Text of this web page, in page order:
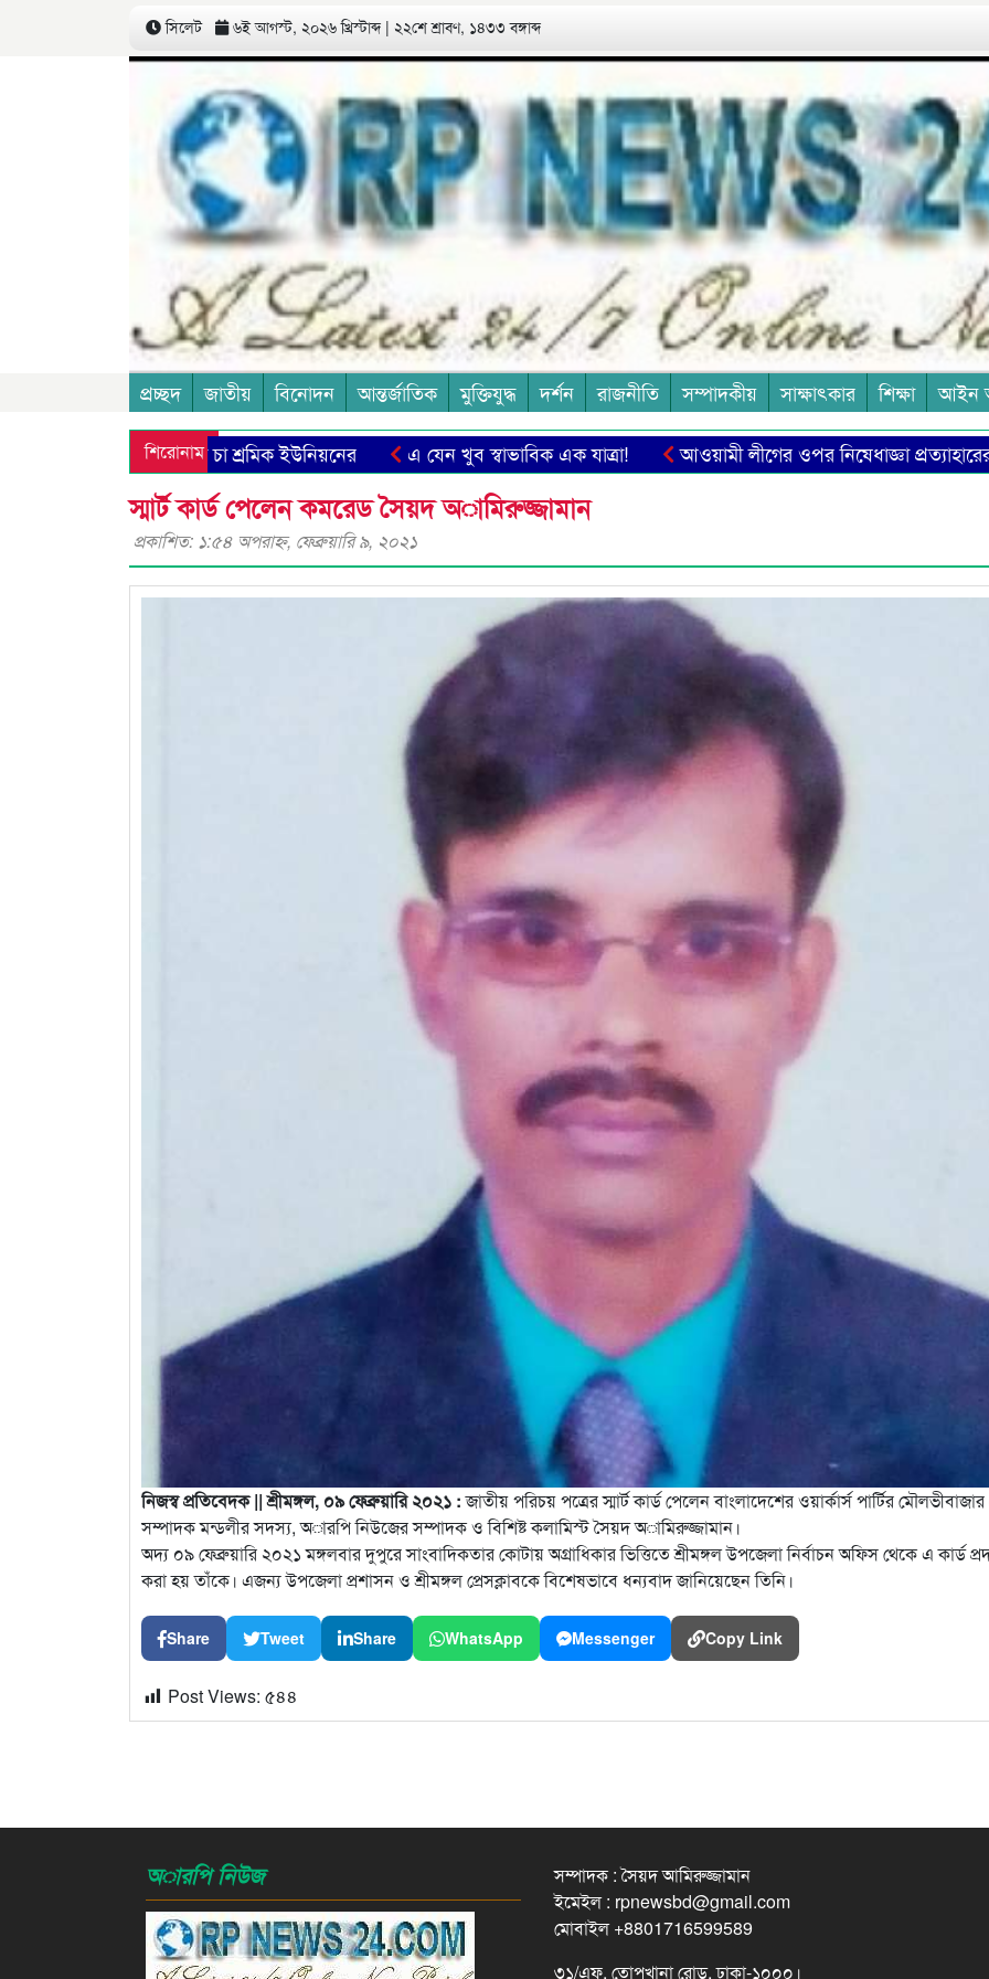
সিলেট ৬ই আগস্ট, ২০২৬ খ্রিস্টাব্দ | ২২শে শ্রাবণ, ১৪৩৩ বঙ্গাব্দ
প্রচ্ছদ জাতীয় বিনোদন আন্তর্জাতিক মুক্তিযুদ্ধ দর্শন রাজনীতি সম্পাদকীয় সাক্ষাৎকার শিক্ষা আইন
শিরোনাম
মজুরী বৃদ্ধির দাবী চা শ্রমিক ইউনিয়নের এ যেন খুব স্বাভাবিক এক যাত্রা! আওয়ামী লীগের ওপর নিষেধাজ্ঞা প্রত্যাহারের
বলার শিল্পে নতুন দৃষ্টিভঙ্গি
স্বামীর সম্পত্তিতে অধিকার চান বিধবা রহিমা
স্মার্ট কার্ড পেলেন কমরেড সৈয়দ অামিরুজ্জামান
প্রকাশিত: ১:৫৪ অপরাহ্ণ, ফেব্রুয়ারি ৯, ২০২১
নিজস্ব প্রতিবেদক || শ্রীমঙ্গল, ০৯ ফেব্রুয়ারি ২০২১ :জাতীয় পরিচয় পত্রের স্মার্ট কার্ড পেলেন বাংলাদেশের ওয়ার্কার্স পার্টির
সম্পাদক মন্ডলীর সদস্য, অারপি নিউজের সম্পাদক ও বিশিষ্ট কলামিস্ট সৈয়দঅামিরুজ্জামান।
অদ্য ০৯ ফেব্রুয়ারি ২০২১ মঙ্গলবার দুপুরে সাংবাদিকতার কোটায় অগ্রাধিকার ভিত্তিতে শ্রীমঙ্গল উপজেলা নির্বাচন অফিস থেকে এ কার্ড
করা হয় তাঁকে। এজন্য উপজেলা প্রশাসন ও শ্রীমঙ্গল প্রেসক্লাবকে বিশেষভাবে ধন্যবাদ জানিয়েছেন তিনি।
Share Tweet Share WhatsApp Messenger Copy Link
Post Views: ৫৪৪
অারপি নিউজ
সম্পাদক : সৈয়দ আমিরুজ্জামান
ইমেইল : rpnewsbd@gmail.com
মোবাইল +8801716599589
৩১/এফ, তোপখানা রোড, ঢাকা-১০০০।